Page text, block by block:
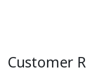
Customer